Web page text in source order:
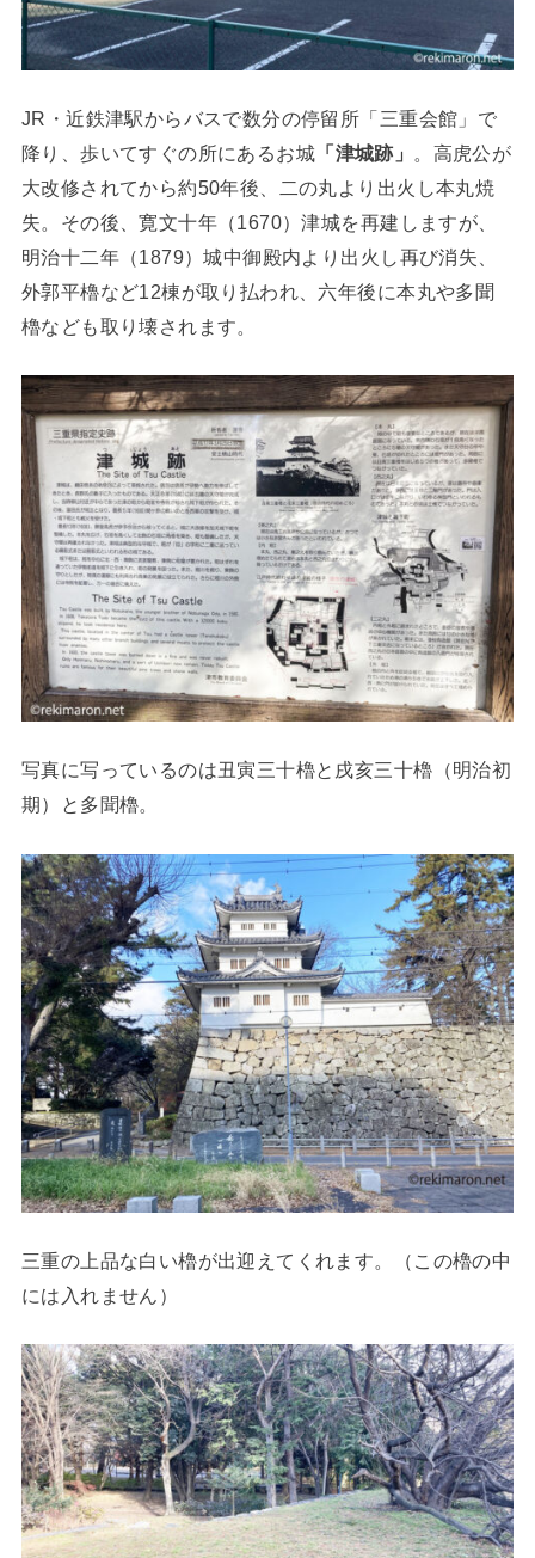
JR・近鉄津駅からバスで数分の停留所「三重会館」で
降り、歩いてすぐの所にあるお城 「津城跡」
。高虎公が
大改修されてから約50年後、二の丸より出火し本丸焼
失。その後、寛文十年（1670）津城を再建しますが、
明治十二年（1879）城中御殿内より出火し再び消失、
外郭平櫓など12棟が取り払われ、六年後に本丸や多聞
櫓なども取り壊されます。
写真に写っているのは丑寅三十櫓と戌亥三十櫓（明治初
期）と多聞櫓。
三重の上品な白い櫓が出迎えてくれます。（この櫓の中
には入れません）